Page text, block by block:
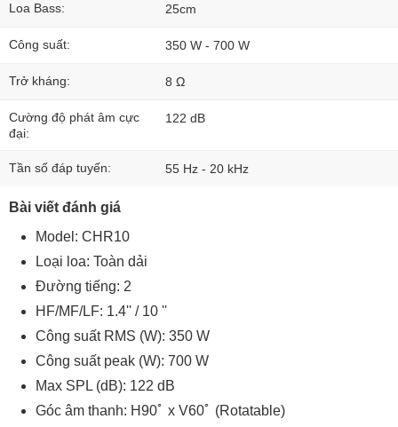
Loa Bass: 25cm
Công suất: 350 W - 700 W
Trở kháng: 8 Ω
Cường độ phát âm cực
đại:
122 dB
Tần số đáp tuyến: 55 Hz - 20 kHz
Bài viết đánh giá
Model: CHR10
Loại loa: Toàn dải
Đường tiếng: 2
HF/MF/LF: 1.4'' / 10 ''
Công suất RMS (W): 350 W
Công suất peak (W): 700 W
Max SPL (dB): 122 dB
Góc âm thanh: H90ﾟ x V60ﾟ (Rotatable)